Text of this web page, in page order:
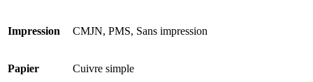
Impression CMJN, PMS, Sans impression
Papier Cuivre simple